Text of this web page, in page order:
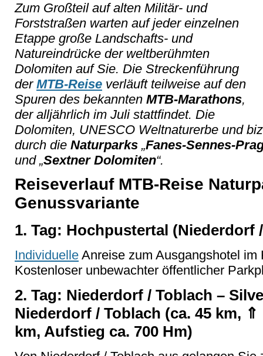
Zum Großteil auf alten Militär- und
Forststraßen warten auf jeder einzelnen
Etappe große Landschafts- und
Natureindrücke der weltberühmten
Dolomiten auf Sie. Die Streckenführung
der MTB-Reise verläuft teilweise auf den
Spuren des bekannten MTB-Marathons,
der alljährlich im Juli stattfindet. Die
Dolomiten, UNESCO Weltnaturerbe und
durch die Naturparks „Fanes-Sennes-
und „Sextner Dolomiten“.
Reiseverlauf MTB-Reise
Genussvariante
1. Tag: Hochpustertal (Niederdorf
Individuelle Anreise zum Ausgangshotel
Kostenloser unbewachter öffentlicher
2. Tag: Niederdorf / Toblach –
Niederdorf / Toblach (ca. 45 km, ⇑
km, Aufstieg ca. 700 Hm)